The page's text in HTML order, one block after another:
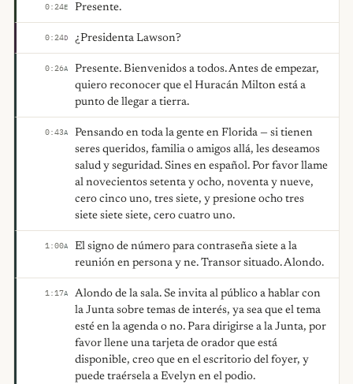
0:24E Presente.
0:24D ¿Presidenta Lawson?
0:26A
Presente. Bienvenidos a todos. Antes de empezar,
quiero reconocer que el Huracán Milton está a
punto de llegar a tierra.
0:43A
Pensando en toda la gente en Florida — si tienen
seres queridos, familia o amigos allá, les deseamos
salud y seguridad. Sines en español. Por favor llame
al novecientos setenta y ocho, noventa y nueve,
cero cinco uno, tres siete, y presione ocho tres
siete siete siete, cero cuatro uno.
1:00A
El signo de número para contraseña siete a la
reunión en persona y ne. Transor situado. Alondo.
1:17A
Alondo de la sala. Se invita al público a hablar con
la Junta sobre temas de interés, ya sea que el tema
esté en la agenda o no. Para dirigirse a la Junta, por
favor llene una tarjeta de orador que está
disponible, creo que en el escritorio del foyer, y
puede traérsela a Evelyn en el podio.